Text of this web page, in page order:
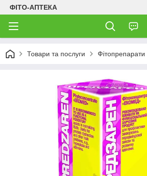
ФІТО-АПТЕКА
Товари та послуги Фітопрепарати